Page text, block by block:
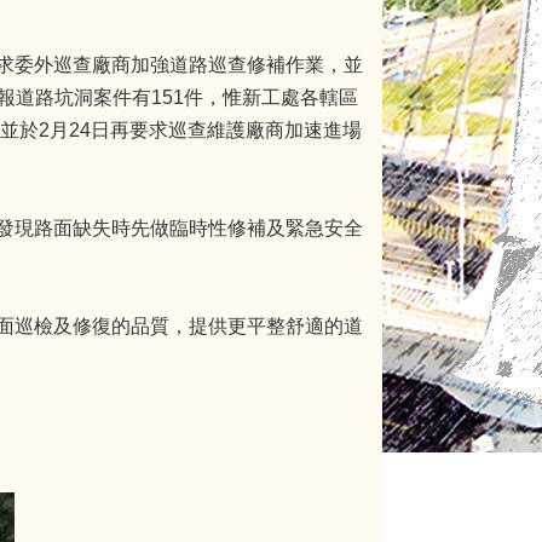
委外巡查廠商加強道路巡查修補作業，並
道路坑洞案件有151件，惟新工處各轄區
於2月24日再要求巡查維護廠商加速進場
現路面缺失時先做臨時性修補及緊急安全
巡檢及修復的品質，提供更平整舒適的道